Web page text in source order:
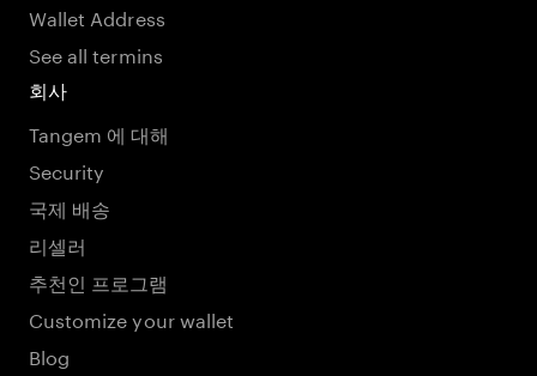
Wallet Address
See all termins
회사
Tangem 에 대해
Security
국제 배송
리셀러
추천인 프로그램
Customize your wallet
Blog